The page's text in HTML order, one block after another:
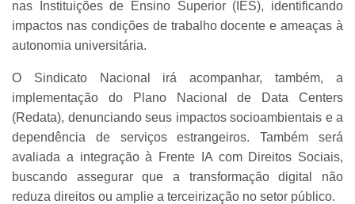
nas Instituições de Ensino Superior (IES), identificando
impactos nas condições de trabalho docente e ameaças à
autonomia universitária.
O Sindicato Nacional irá acompanhar, também, a
implementação do Plano Nacional de Data Centers
(Redata), denunciando seus impactos socioambientais e a
dependência de serviços estrangeiros. Também será
avaliada a integração à Frente IA com Direitos Sociais,
buscando assegurar que a transformação digital não
reduza direitos ou amplie a terceirização no setor público.